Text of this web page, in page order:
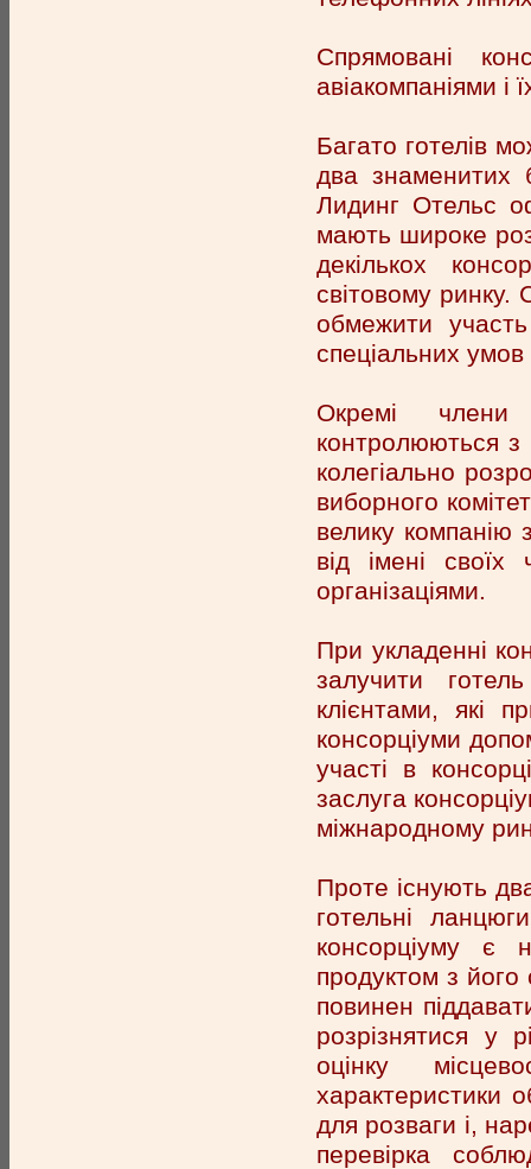
Спрямовані
авіакомпаніями
Багато готелів
два знаменитих
Лидинг Отельс
мають широке
декількох
світовому ринку.
обмежити
спеціальних
Окремі члени
контролюються з
колегіально
виборного
велику компанію
від імені своїх
організаціями.
При укладенні
залучити
клієнтами, які
консорціуми
участі в
заслуга
міжнародному
Проте існують
готельні
консорціуму є
продуктом з
повинен
розрізнятися у
оцінку
характеристики
для розваги і,
перевірка